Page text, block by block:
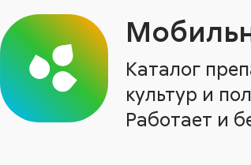
Каталог
культур и
Работает и